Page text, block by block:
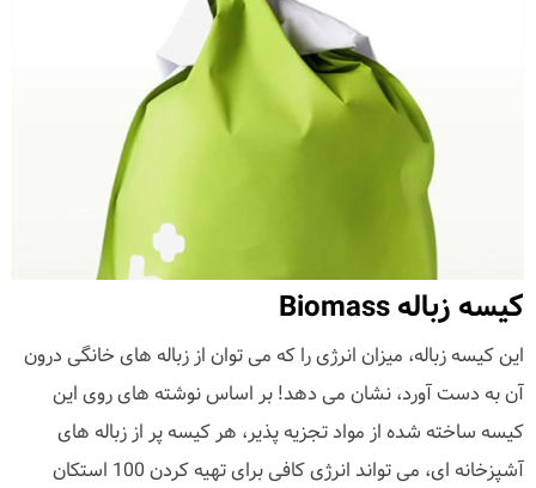
کیسه زباله Biomass
این کیسه زباله، میزان انرژی را که می توان از زباله های خانگی درون
آن به دست آورد، نشان می دهد! بر اساس نوشته های روی این
کیسه ساخته شده از مواد تجزیه پذیر، هر کیسه پر از زباله های
آشپزخانه ای، می تواند انرژی کافی برای تهیه کردن 100 استکان